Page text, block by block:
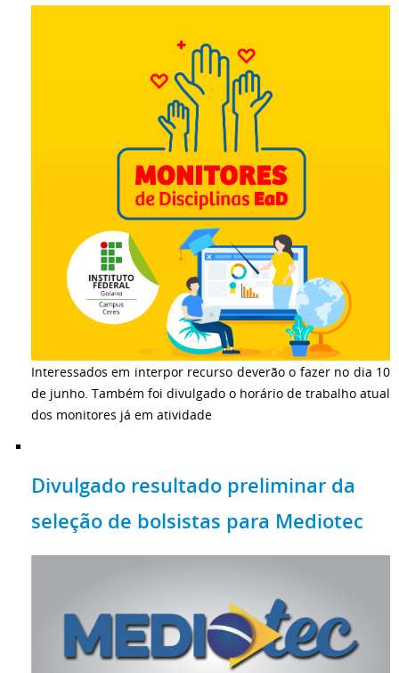
Interessados em interpor recurso deverão o fazer no dia 10
de junho. Também foi divulgado o horário de trabalho atual
dos monitores já em atividade
Divulgado resultado preliminar da
seleção de bolsistas para Mediotec